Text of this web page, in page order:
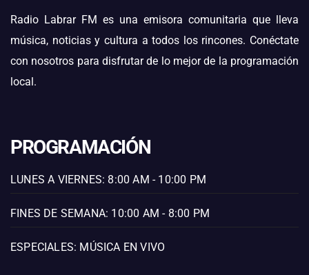
Radio Labrar FM es una emisora comunitaria que lleva
música, noticias y cultura a todos los rincones. Conéctate
con nosotros para disfrutar de lo mejor de la programación
local.
PROGRAMACIÓN
LUNES A VIERNES: 8:00 AM - 10:00 PM
FINES DE SEMANA: 10:00 AM - 8:00 PM
ESPECIALES: MÚSICA EN VIVO